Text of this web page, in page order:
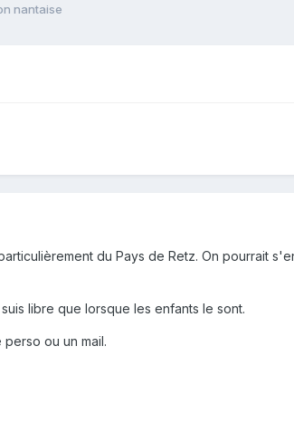
nantaise
du Pays de Retz. On pourrait
libre que lorsque les enfants le sont.
ou un mail.